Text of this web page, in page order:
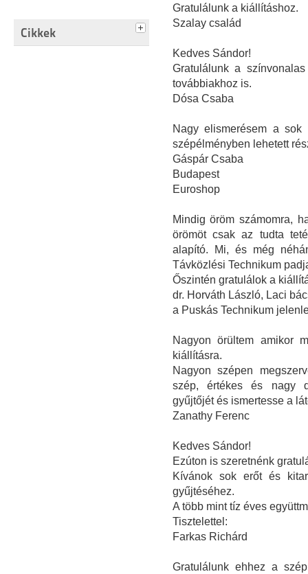
Cikkek
Gratulálunk a kiállításhoz.
Szalay család
Kedves Sándor!
Gratulálunk a
továbbiakhoz is.
Dósa Csaba
Nagy elismerésem a
szépélményben lehetett
Gáspár Csaba
Budapest
Euroshop
Mindig öröm számomra,
örömöt csak az tudta
alapító. Mi, és még
Távközlési Technikum
Őszintén gratulálok a
dr. Horváth László, Laci
a Puskás Technikum
Nagyon örültem amikor
kiállításra.
Nagyon szépen
szép, értékes és nagy
gyűjtőjét és ismertesse a
Zanathy Ferenc
Kedves Sándor!
Ezúton is szeretnénk
Kívánok sok erőt és
gyűjtéséhez.
A több mint tíz éves
Tisztelettel:
Farkas Richárd
Gratulálunk ehhez a